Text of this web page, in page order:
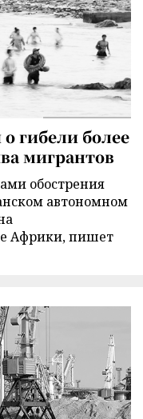
гибели более
мигрантов
обострения
автономном
Африки, пишет